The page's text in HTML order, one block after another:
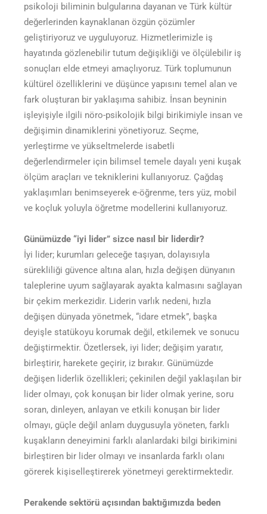
psikoloji biliminin bulgularına dayanan ve Türk kültür
değerlerinden kaynaklanan özgün çözümler
geliştiriyoruz ve uyguluyoruz. Hizmetlerimizle iş
hayatında gözlenebilir tutum değişikliği ve ölçülebilir iş
sonuçları elde etmeyi amaçlıyoruz. Türk toplumunun
kültürel özelliklerini ve düşünce yapısını temel alan ve
fark oluşturan bir yaklaşıma sahibiz. İnsan beyninin
işleyişiyle ilgili nöro-psikolojik bilgi birikimiyle insan ve
değişimin dinamiklerini yönetiyoruz. Seçme,
yerleştirme ve yükseltmelerde isabetli
değerlendirmeler için bilimsel temele dayalı yeni kuşak
ölçüm araçları ve tekniklerini kullanıyoruz. Çağdaş
yaklaşımları benimseyerek e-öğrenme, ters yüz, mobil
ve koçluk yoluyla öğretme modellerini kullanıyoruz.
Günümüzde “iyi lider” sizce nasıl bir liderdir?
İyi lider; kurumları geleceğe taşıyan, dolayısıyla
sürekliliği güvence altına alan, hızla değişen dünyanın
taleplerine uyum sağlayarak ayakta kalmasını sağlayan
bir çekim merkezidir. Liderin varlık nedeni, hızla
değişen dünyada yönetmek, “idare etmek”, başka
deyişle statükoyu korumak değil, etkilemek ve sonucu
değiştirmektir. Özetlersek, iyi lider; değişim yaratır,
birleştirir, harekete geçirir, iz bırakır. Günümüzde
değişen liderlik özellikleri; çekinilen değil yaklaşılan bir
lider olmayı, çok konuşan bir lider olmak yerine, soru
soran, dinleyen, anlayan ve etkili konuşan bir lider
olmayı, güçle değil anlam duygusuyla yöneten, farklı
kuşakların deneyimini farklı alanlardaki bilgi birikimini
birleştiren bir lider olmayı ve insanlarda farklı olanı
görerek kişiselleştirerek yönetmeyi gerektirmektedir.
Perakende sektörü açısından baktığımızda beden